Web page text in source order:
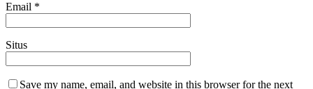
Email *
Situs
Save my name, email, and website in this browser for the next